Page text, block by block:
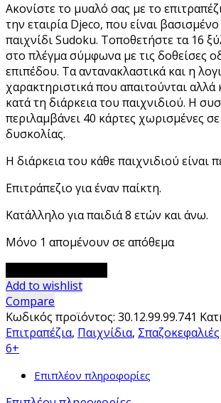
Ακονίστε το μυαλό σας με το
την εταιρία Djeco, που είναι
παιχνίδι Sudoku. Τοποθετήστε τα 16
στο πλέγμα σύμφωνα με τις δοθείσες
επιπέδου. Τα αντανακλαστικά και η
χαρακτηριστικά που απαιτούνται αλλά
κατά τη διάρκεια του παιχνιδιού. Η
περιλαμβάνει 40 κάρτες χωρισμένες
δυσκολίας.
Η διάρκεια του κάθε παιχνιδιού είναι
Επιτράπεζιο για έναν παίκτη.
Κατάλληλο για παιδιά 8 ετών και άνω.
Μόνο 1 απομένουν σε απόθεμα
Sudoku'
Επιτραπέζιο
Djeco
ποσότητα
Add to wishlist
Compare
Κωδικός προϊόντος: 30.12.99.99.741
Επιτραπέζια, Παιχνίδια, Σπαζοκεφαλιές
6+
Επιπλέον πληροφορίες